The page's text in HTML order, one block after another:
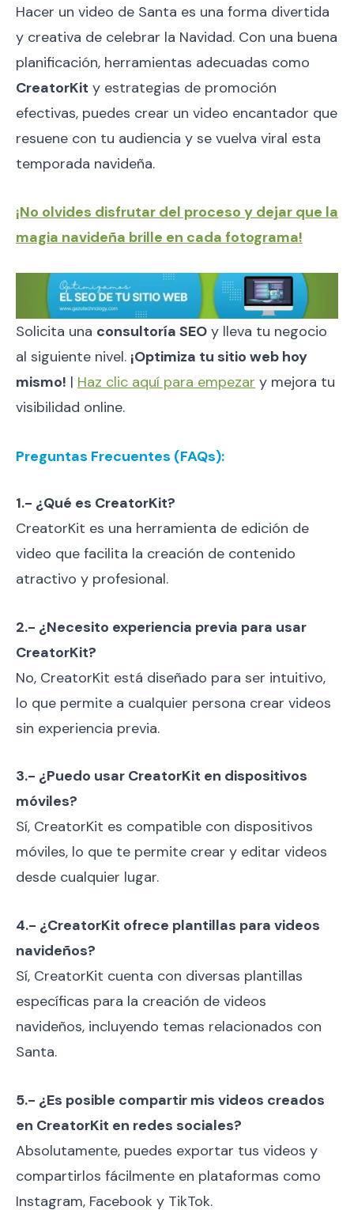
Hacer un video de Santa es una forma divertida
y creativa de celebrar la Navidad. Con una buena
planificación, herramientas adecuadas como
CreatorKit y estrategias de promoción
efectivas, puedes crear un video encantador que
resuene con tu audiencia y se vuelva viral esta
temporada navideña.
¡No olvides disfrutar del proceso y dejar que la
magia navideña brille en cada fotograma!
Solicita una consultoría SEO y lleva tu negocio
al siguiente nivel. ¡Optimiza tu sitio web hoy
mismo! | Haz clic aquí para empezar y mejora tu
visibilidad online.
Preguntas Frecuentes (FAQs):
1.- ¿Qué es CreatorKit?
CreatorKit es una herramienta de edición de
video que facilita la creación de contenido
atractivo y profesional.
2.- ¿Necesito experiencia previa para usar
CreatorKit?
No, CreatorKit está diseñado para ser intuitivo,
lo que permite a cualquier persona crear videos
sin experiencia previa.
3.- ¿Puedo usar CreatorKit en dispositivos
móviles?
Sí, CreatorKit es compatible con dispositivos
móviles, lo que te permite crear y editar videos
desde cualquier lugar.
4.- ¿CreatorKit ofrece plantillas para videos
navideños?
Sí, CreatorKit cuenta con diversas plantillas
específicas para la creación de videos
navideños, incluyendo temas relacionados con
Santa.
5.- ¿Es posible compartir mis videos creados
en CreatorKit en redes sociales?
Absolutamente, puedes exportar tus videos y
compartirlos fácilmente en plataformas como
Instagram, Facebook y TikTok.